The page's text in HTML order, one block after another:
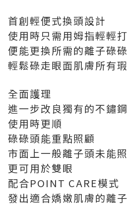
首創輕便式換頭設計
使用時只需用姆指輕輕
便能更換所需的離子碌
輕鬆碌走眼面肌膚所有
全面護理
進一步改良獨有的不鏽
使用時更順
碌碌頭能重點照顧
市面上一般離子頭未能
更可用於雙眼
配合POINT CARE模式
發出適合嬌嫩肌膚的離